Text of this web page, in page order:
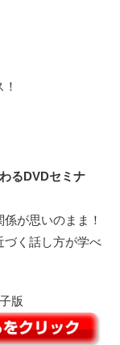
るDVDセミナ
が思いのまま！
づく話し方が学べ
版